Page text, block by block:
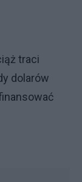
traci
dolarów